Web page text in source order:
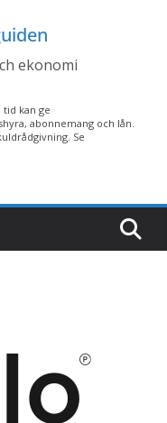
ekonomi
tid kan ge
abonnemang och lån.
Se